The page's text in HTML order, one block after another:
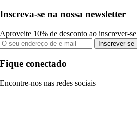
Inscreva-se na nossa newsletter
Aproveite 10% de desconto ao inscrever-
Inscrever-se
Fique conectado
Encontre-nos nas redes sociais